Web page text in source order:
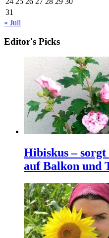
31
« Juli
Editor's Picks
Hibiskus –
auf Balkon und